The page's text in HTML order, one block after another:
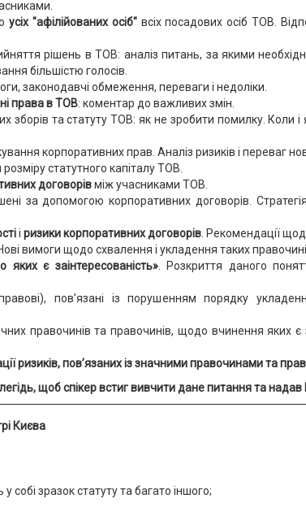
усіх "афілійованих осіб"всіх посадових осіб ТОВ.
рішень в ТОВ: аналіз питань, за якими
більшістю голосів.
законодавчі обмеження, переваги і недоліки.
права в ТОВ: коментар до важливих змін.
зборів та статуту ТОВ: як не зробити помилку. Коли
корпоративних прав. Аналіз ризиків і переваг
статутного капіталу ТОВ.
договорівміж учасниками ТОВ.
за допомогою корпоративних договорів.
і ризики корпоративних договорів . Рекомендації
Нові вимоги щодо схвалення і укладення таких
є заінтересованість». Розкриття даного
пов’язані із порушенням порядку
правочинів та правочинів, щодо вчинення яких є
ризиків, пов’язаних із значними правочинами та
щоб спікер встигвивчити дане питання та надав
Києва
у собі зразок статуту та багато іншого;